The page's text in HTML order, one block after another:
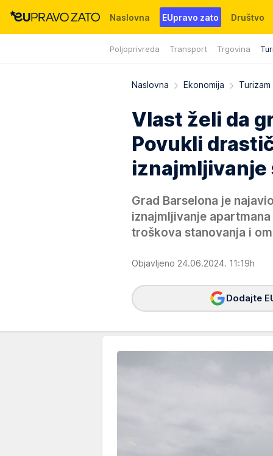
Naslovna EUpravo zato Društvo
Poljoprivreda Transport Trgovina
Događaji News WMG fondacija
Naslovna Ekonomija Turizam
Vlast želi da
Povukli
Grad Barselona je
iznajmljivanje
troškova stanovanja i
Objavljeno 24.06.2024. 11:19h
Dodajte